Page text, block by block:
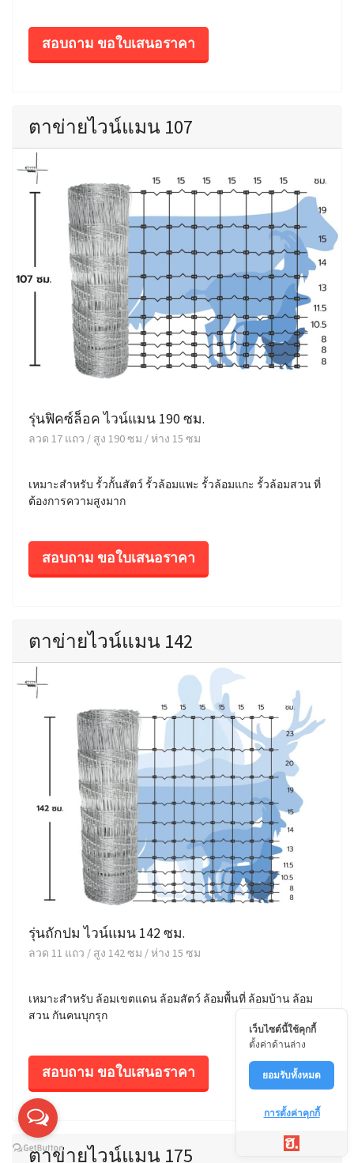
สอบถาม ขอใบเสนอราคา
ตาข่ายไวน์แมน 107
รุ่นฟิคซ์ล็อค ไวน์แมน 190 ซม.
ลวด 17 แถว / สูง 190 ซม / ห่าง 15 ซม
เหมาะสำหรับ รั้วกั้นสัตว์ รั้วล้อมแพะ รั้วล้อมแกะ รั้วล้อมสวน ที่
ต้องการความสูงมาก
สอบถาม ขอใบเสนอราคา
ตาข่ายไวน์แมน 142
รุ่นถักปม ไวน์แมน 142 ซม.
ลวด 11 แถว / สูง 142 ซม / ห่าง 15 ซม
เหมาะสำหรับ ล้อมเขตแดน ล้อมสัตว์ ล้อมพื้นที่ ล้อมบ้าน ล้อม
สวน กันคนบุกรุก
สอบถาม ขอใบเสนอราคา
ตาข่ายไวน์แมน 175
เว็บไซต์นี้ใช้คุกกี้
ตั้งค่าด้านล่าง
ยอมรับทั้งหมด
การตั้งค่าคุกกี้